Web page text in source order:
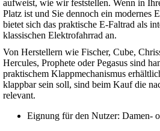
aufweist, wie wir feststellen. Wenn in
Platz ist und Sie dennoch ein modernes
bietet sich das praktische E-Faltrad als
klassischen Elektrofahrrad an.
Von Herstellern wie Fischer, Cube,
Hercules, Prophete oder Pegasus sind
praktischem Klappmechanismus
klappbar sein soll, sind beim Kauf die
relevant.
Eignung für den Nutzer: Damen-